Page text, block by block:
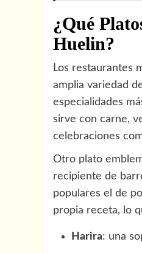
¿Qué
Huelin?
Los restaurantes
amplia variedad
especialidades
sirve con carne,
celebraciones
Otro plato
recipiente de
populares el de
propia receta, lo
Harira: una